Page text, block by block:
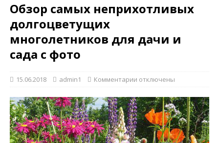
Обзор самых неприхотливых
долгоцветущих
многолетников для дачи и
сада с фото
15.06.2018 admin1 Комментарии отключены